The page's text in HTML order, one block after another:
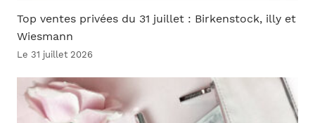
Top ventes privées du 31 juillet : Birkenstock, illy et
Wiesmann
Le 31 juillet 2026